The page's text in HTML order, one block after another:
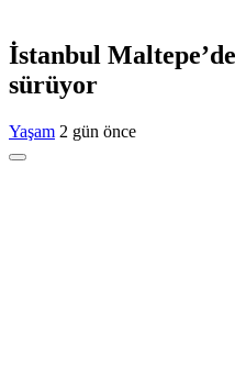
İstanbul
sürüyor
Yaşam 2 gün önce